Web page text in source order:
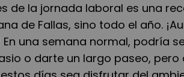
de la jornada laboral es una
de Fallas, sino todo el año.
una semana normal, podría
o darte un largo paseo, pero